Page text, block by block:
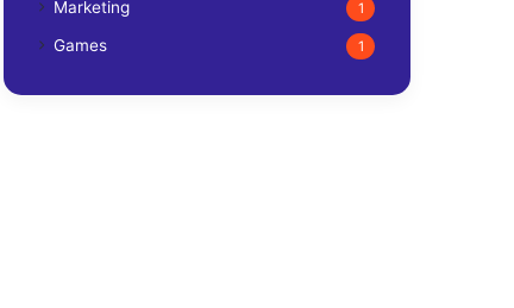
Marketing 1
Games 1